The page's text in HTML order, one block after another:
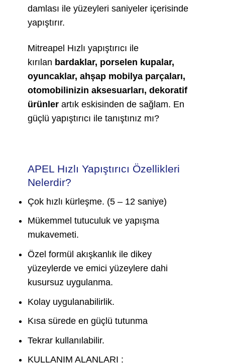
damlası ile yüzeyleri saniyeler içerisinde
yapıştırır.
Mitreapel Hızlı yapıştırıcı ile
kırılan bardaklar, porselen kupalar,
oyuncaklar, ahşap mobilya parçaları,
otomobilinizin aksesuarları, dekoratif
ürünler artık eskisinden de sağlam. En
güçlü yapıştırıcı ile tanıştınız mı?
APEL Hızlı Yapıştırıcı Özellikleri
Nelerdir?
Çok hızlı kürleşme. (5 – 12 saniye)
Mükemmel tutuculuk ve yapışma
mukavemeti.
Özel formül akışkanlık ile dikey
yüzeylerde ve emici yüzeylere dahi
kusursuz uygulanma.
Kolay uygulanabilirlik.
Kısa sürede en güçlü tutunma
Tekrar kullanılabilir.
KULLANIM ALANLARI :